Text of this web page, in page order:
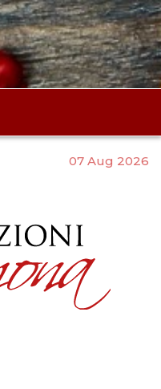
07 Aug 2026